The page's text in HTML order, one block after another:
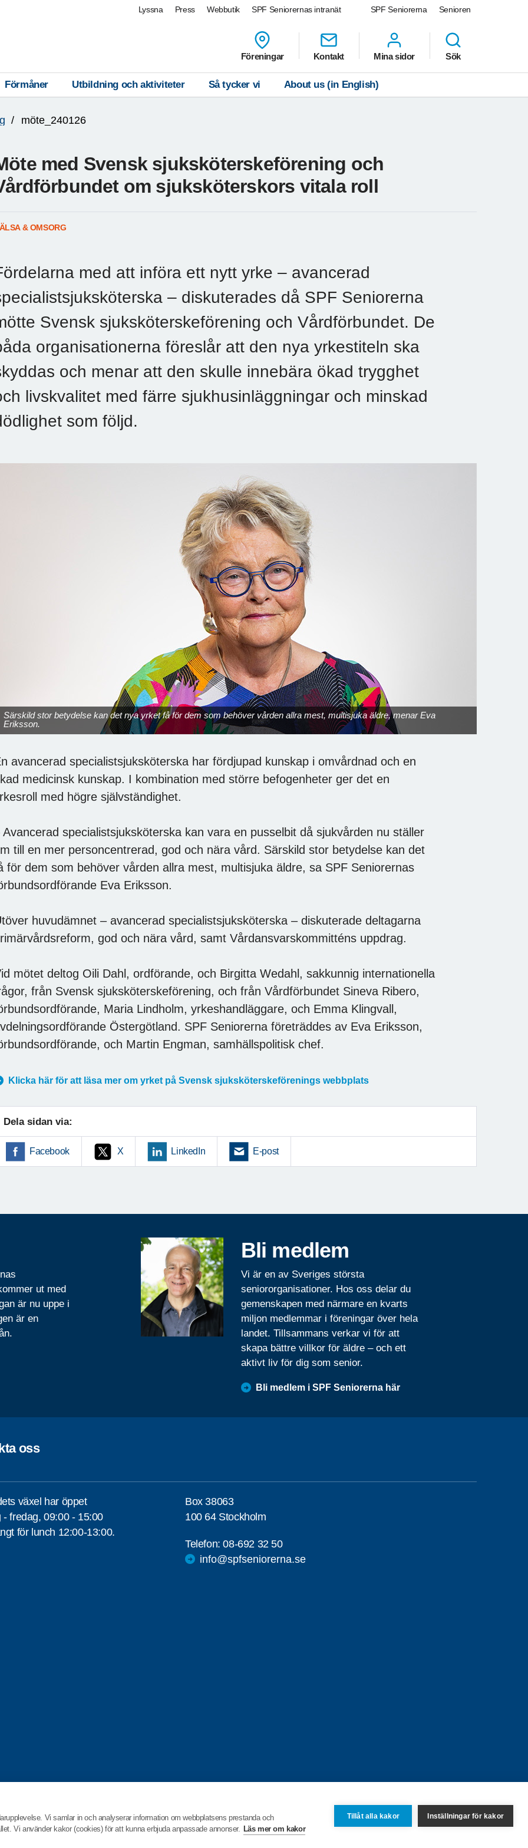
Vi samlar in och analyserar information om webbplatsens prestanda och
Vi använder kakor (cookies) för att kunna erbjuda anpassade annonser. Läs mer om kakor
Tillåt alla kakor Inställningar för kakor
SPF Seniorerna Senioren
Lyssna Press Webbutik SPF Seniorernas intranät
Föreningar Kontakt Mina sidor Sök
Förmåner Utbildning och aktiviteter Så tycker vi About us (in English)
möte_240126
med Svensk sjuksköterskeförening och
om sjuksköterskors vitala roll
& OMSORG
med att införa ett nytt yrke – avancerad
– diskuterades då SPF Seniorerna
Svensk sjuksköterskeförening och Vårdförbundet. De
organisationerna föreslår att den nya yrkestiteln ska
och menar att den skulle innebära ökad trygghet
livskvalitet med färre sjukhusinläggningar och minskad
som följd.
Särskild stor betydelse kan det nya yrket få för dem som behöver vården allra mest, multisjuka äldre, menar Eva
Eriksson.
avancerad specialistsjuksköterska har fördjupad kunskap i omvårdnad och en
medicinsk kunskap. I kombination med större befogenheter ger det en
med högre självständighet.
Avancerad specialistsjuksköterska kan vara en pusselbit då sjukvården nu ställer
till en mer personcentrerad, god och nära vård. Särskild stor betydelse kan det
för dem som behöver vården allra mest, multisjuka äldre, sa SPF Seniorernas
Eva Eriksson.
huvudämnet – avancerad specialistsjuksköterska – diskuterade deltagarna
god och nära vård, samt Vårdansvarskommitténs uppdrag.
mötet deltog Oili Dahl, ordförande, och Birgitta Wedahl, sakkunnig internationella
från Svensk sjuksköterskeförening, och från Vårdförbundet Sineva Ribero,
Maria Lindholm, yrkeshandläggare, och Emma Klingvall,
Östergötland. SPF Seniorerna företräddes av Eva Eriksson,
och Martin Engman, samhällspolitisk chef.
Klicka här för att läsa mer om yrket på Svensk sjuksköterskeförenings webbplats
Dela sidan via:
Facebook X LinkedIn E-post
ut med
är nu uppe i
är en
Bli medlem
Vi är en av Sveriges största
seniororganisationer. Hos oss delar du
gemenskapen med närmare en kvarts
miljon medlemmar i föreningar över hela
landet. Tillsammans verkar vi för att
skapa bättre villkor för äldre – och ett
aktivt liv för dig som senior.
Bli medlem i SPF Seniorerna här
oss
växel har öppet
- fredag, 09:00 - 15:00
för lunch 12:00-13:00.
Box 38063
100 64 Stockholm
Telefon:08-692 32 50
info@spfseniorerna.se